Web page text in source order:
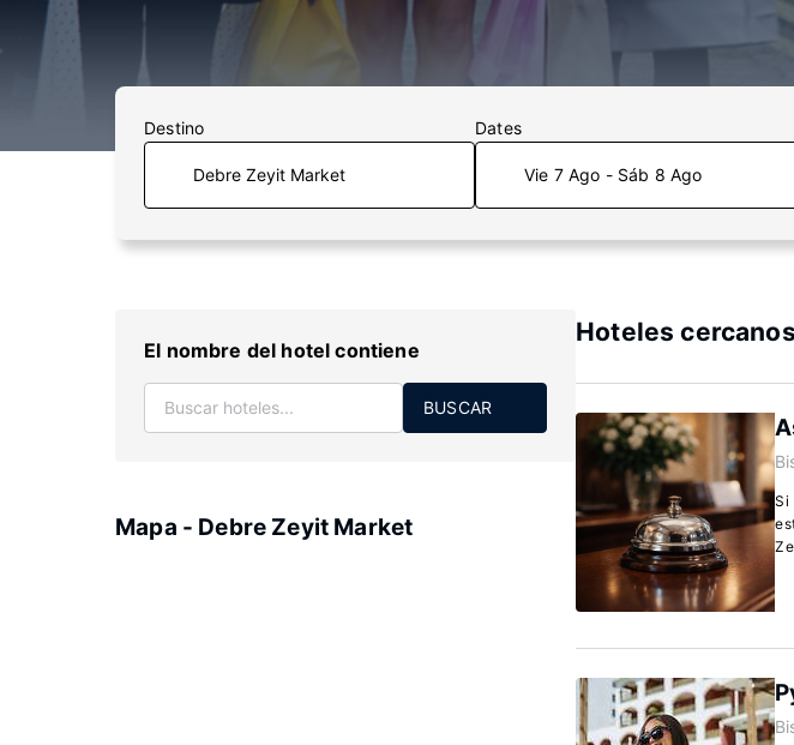
Destino Dates
Vie 7 Ago - Sáb 8 Ago
El nombre del hotel contiene
BUSCAR
Mapa - Debre Zeyit Market
Hoteles
Si